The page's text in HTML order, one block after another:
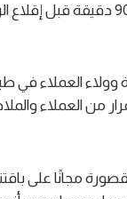
تغييرات مجانية غير محدودة على
العملاء في
من العملاء
حمل 7 كجم من حقيبة